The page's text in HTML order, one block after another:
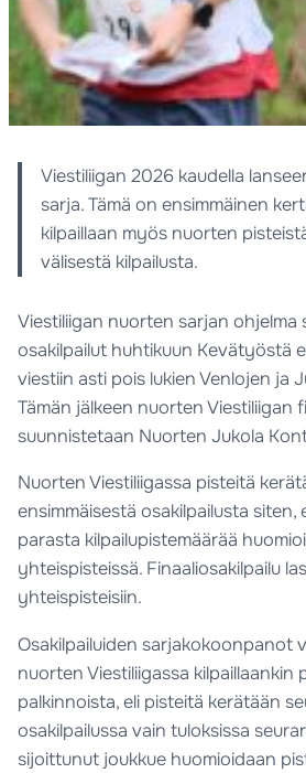
Viestiliigan 2026 kaudella
sarja. Tämä on ensimmäinen
kilpaillaan myös nuorten
välisestä kilpailusta.
Viestiliigan nuorten sarjan ohjelma
osakilpailut huhtikuun Kevätyöstä
viestiin asti pois lukien Venlojen ja
Tämän jälkeen nuorten Viestiliigan
suunnistetaan Nuorten Jukola
Nuorten Viestiliigassa pisteitä
ensimmäisestä osakilpailusta siten,
parasta kilpailupistemäärää
yhteispisteissä. Finaaliosakilpailu
yhteispisteisiin.
Osakilpailuiden sarjakokoonpanot
nuorten Viestiliigassa kilpaillaankin
palkinnoista, eli pisteitä kerätään
osakilpailussa vain tuloksissa
sijoittunut joukkue huomioidaan